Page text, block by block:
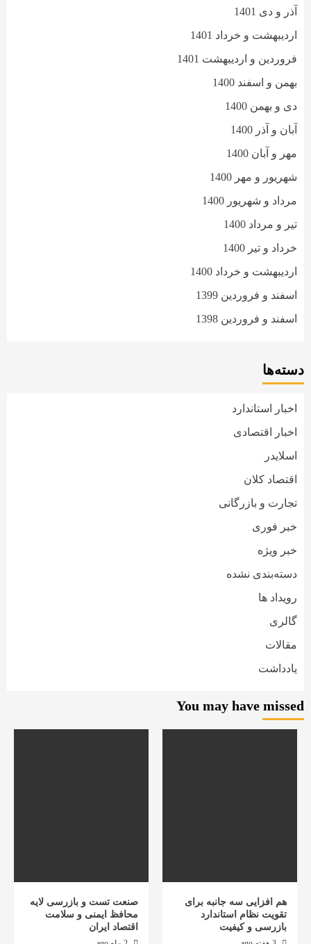
آذر و دی 1401
اردیبهشت و خرداد 1401
فروردین و اردیبهشت 1401
بهمن و اسفند 1400
دی و بهمن 1400
آبان و آذر 1400
مهر و آبان 1400
شهریور و مهر 1400
مرداد و شهریور 1400
تیر و مرداد 1400
خرداد و تیر 1400
اردیبهشت و خرداد 1400
اسفند و فروردین 1399
اسفند و فروردین 1398
دسته‌ها
اخبار استاندارد
اخبار اقتصادی
اسلایدر
اقتصاد کلان
تجارت و بازرگانی
خبر فوری
خبر ویژه
دسته‌بندی نشده
رویداد ها
گالری
مقالات
یادداشت
You may have missed
هم افزایی سه جانبه برای
تقویت نظام استاندارد
بازرسی و کیفیت
صنعت تست و بازرسی لایه
محافظ ایمنی و سلامت
اقتصاد ایران